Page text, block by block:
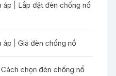
| Lắp đặt đèn chống nổ
| Giá đèn chống nổ
chọn đèn chống nổ